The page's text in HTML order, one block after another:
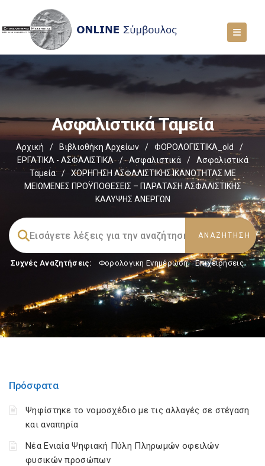
Ασφαλιστικά Ταμεία
Αρχική / Βιβλιοθήκη Αρχείων / ΦΟΡΟΛΟΓΙΣΤΙΚΑ_old
/
ΕΡΓΑΤΙΚΑ - ΑΣΦΑΛΙΣΤΙΚΑ
/ Ασφαλιστικά /
Ασφαλιστικά
Ταμεία
/
ΧΟΡΗΓΗΣΗ ΑΣΦΑΛΙΣΤΙΚΗΣ ΙΚΑΝΟΤΗΤΑΣ ΜΕ
ΜΕΙΩΜΕΝΕΣ ΠΡΟΫΠΟΘΕΣΕΙΣ – ΠΑΡΑΤΑΣΗ ΑΣΦΑΛΙΣΤΙΚΗΣ
ΚΑΛΥΨΗΣ ΑΝΕΡΓΩΝ
Συχνές Αναζητήσεις: Φορολογικη Ενημέρωση, Επιχειρήσεις
Πρόσφατα
Ψηφίστηκε το νομοσχέδιο με τις αλλαγές σε στέγαση
και αναπηρία
Νέα Ενιαία Ψηφιακή Πύλη Πληρωμών οφειλών
φυσικών προσώπων